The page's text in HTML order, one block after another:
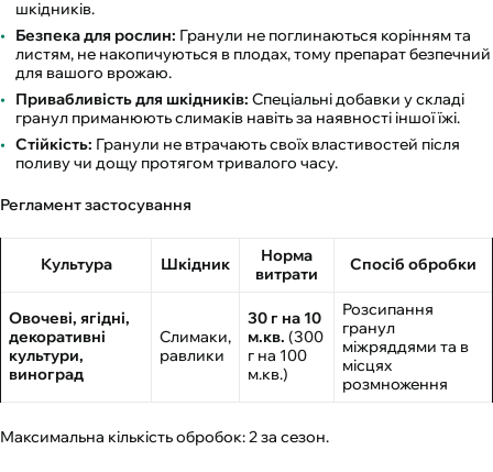
шкідників.
Безпека для рослин: Гранули не поглинаються корінням та
листям, не накопичуються в плодах, тому препарат безпечний
для вашого врожаю.
Привабливість для шкідників: Спеціальні добавки у складі
гранул приманюють слимаків навіть за наявності іншої їжі.
Стійкість: Гранули не втрачають своїх властивостей після
поливу чи дощу протягом тривалого часу.
Регламент застосування
Культура Шкідник
Норма
витрати
Спосіб обробки
Овочеві, ягідні,
декоративні
культури,
виноград
Слимаки,
равлики
30 г на 10
м.кв. (300
г на 100
м.кв.)
Розсипання
гранул
міжряддями та в
місцях
розмноження
Максимальна кількість обробок: 2 за сезон.